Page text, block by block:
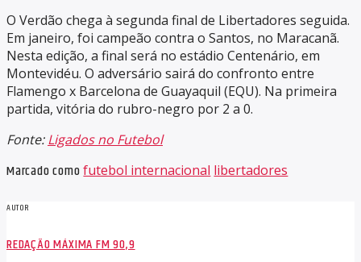
O Verdão chega à segunda final de Libertadores seguida.
Em janeiro, foi campeão contra o Santos, no Maracanã.
Nesta edição, a final será no estádio Centenário, em
Montevidéu. O adversário sairá do confronto entre
Flamengo x Barcelona de Guayaquil (EQU). Na primeira
partida, vitória do rubro-negro por 2 a 0.
Fonte:Ligados no Futebol
Marcado comofutebol internacional libertadores
AUTOR
REDAÇÃO MÁXIMA FM 90,9